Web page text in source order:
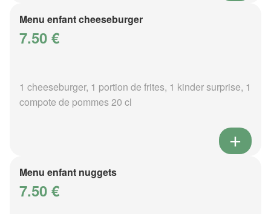
Menu enfant cheeseburger
7.50 €
1 cheeseburger, 1 portion de frites, 1 kinder surprise, 1
compote de pommes 20 cl
Menu enfant nuggets
7.50 €